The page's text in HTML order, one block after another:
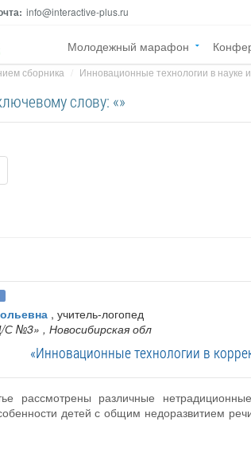
info@interactive-plus.ru
Молодежный марафон
сборника Инновационные технологии в науке
слову: «»
, учитель-логопед
С №3» , Новосибирская обл
«Инновационные технологии в
рассмотрены различные
детей с общим недоразвитием